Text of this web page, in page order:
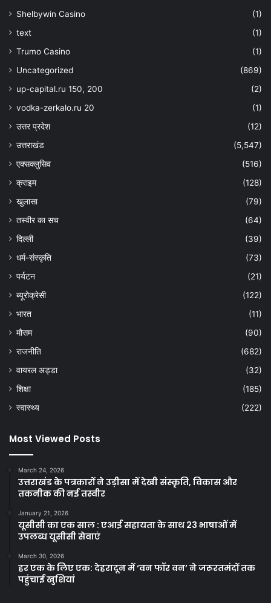
Shelbywin Casino
(1)
text
(1)
Trumo Casino
(1)
Uncategorized
(869)
up-capital.ru 150, 200
(2)
vodka-zerkalo.ru 20
(1)
उत्तर प्रदेश
(12)
उत्तराखंड
(5,547)
एक्सक्लुसिव
(516)
क्राइम
(128)
खुलासा
(79)
तस्वीर का सच
(64)
दिल्ली
(39)
धर्म-संस्कृति
(73)
पर्यटन
(21)
ब्यूरोक्रेसी
(122)
भारत
(11)
मौसम
(90)
राजनीति
(682)
वायरल अड्डा
(32)
शिक्षा
(185)
स्वास्थ्य
(222)
Most Viewed Posts
March 24, 2026
उत्तराखंड के पत्रकारों ने उड़ीसा में देखी संस्कृति, विकास और
तकनीक की नई तस्वीर
January 21, 2026
यूसीसी का एक साल : एआई सहायता के साथ 23 भाषाओं में
उपलब्ध यूसीसी सेवाएं
March 30, 2026
हर एक के लिए एक: देहरादून में ‘वन फॉर वन’ ने जरूरतमंदों तक
पहुंचाई खुशियां